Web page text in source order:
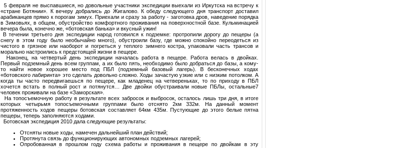
5 февраля не выспавшиеся, но довольные участники экспедиции выехали из Иркутска на встречу к
«стране Ботянии». К вечеру добрались до Жигалово. К обеду следующего дня транспорт доставил
арабиканцев прямо к порогам зимух. Приехали и сразу за работу - заготовка дров, наведение порядка
в Зимовьях, в общем, обустройство комфортного проживания на поверхностной базе. Кульминацией
вечера была, конечно же, «ботовская банька» и вкусный ужин!
В течении третьего дня экспедиции народ готовился к подземке: протропили дорогу до пещеры (а
снегу в этом году было необычайно много), обустроили базу, где можно спокойно переодеться из
чистого в грязное или наоборот и погреться у теплого зимнего костра, упаковали часть трансов и
морально настроились к предстоящей жизни в пещере.
Наконец, на четвертый день экспедиции началась работа в пещере. Работа велась в двойках.
Первый подземный день всем группам, а их было пять, необходимо было добраться до базы, а кому-
то найти новое хорошее место под ПБЛ (подземный базовый лагерь). В бесконечных ходах
«ботовского лабиринта» это сделать довольно сложно. Ходы зачастую узкие или с низким потолком. А
когда ты часто передвигаешься по пещере, как младенец на четвереньках, то по приходу в ПБЛ
хочется встать в полный рост и потянутся… Две двойки обустраивали новые ПБЛы, остальные7
человек проживали на базе «Заморская».
На топосъемочную работу в результате всех забросок и выбросок, осталось лишь три дня, в итоге
которых четырьмя топосъемочными группами было отснято 2км 332м. На данный момент
протяженность ходов пещеры ботовская составляет 64км 435м. Пустующие до этого белые пятна
пещеры, теперь заполняются ходами.
Ботовская экспедиция 2010 дала следующие результаты:
Отсняты новые ходы, намечен дальнейший план действий;
Протянута связь до функционирующих автономных подземных лагерей;
Опробованная в прошлом году схема работы и проживания в пещере по двойкам в эту